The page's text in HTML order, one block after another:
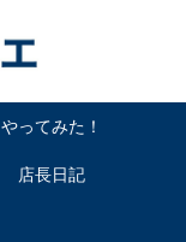
やってみた！
店長日記